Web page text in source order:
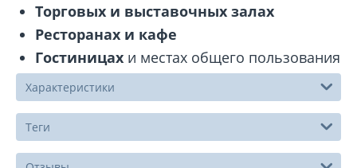
Торговых и выставочных залах
Ресторанах и кафе
Гостиницах и местах общего пользования
Характеристики
Теги